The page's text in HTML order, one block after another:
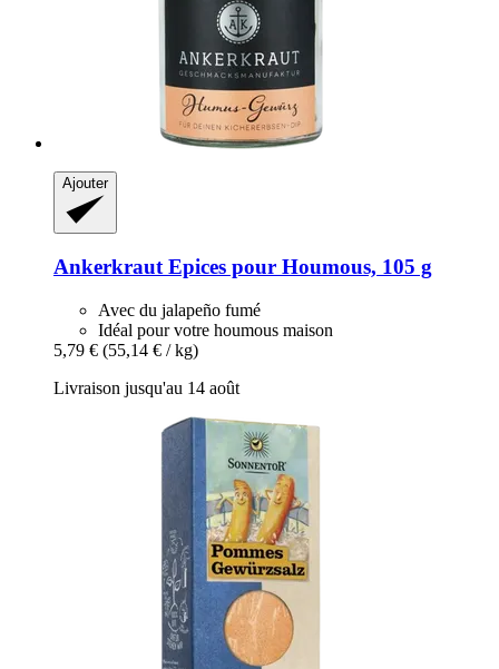
Ajouter
Ankerkraut Epices pour Houmous, 105 g
Avec du jalapeño fumé
Idéal pour votre houmous maison
5,79 € (55,14 € / kg)
Livraison jusqu'au 14 août